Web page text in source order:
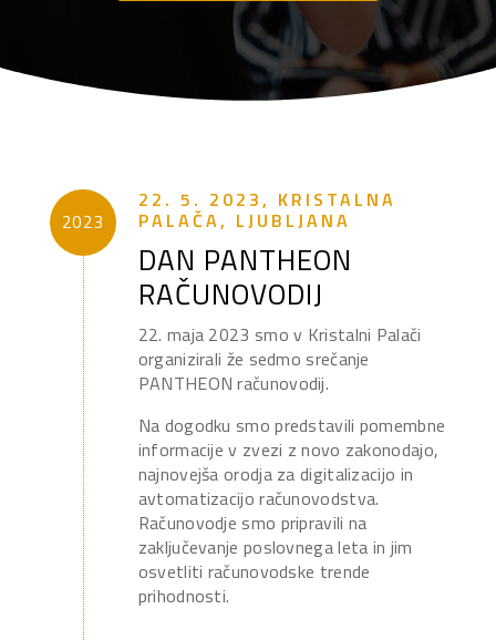
2023
22. 5. 2023, KRISTALNA
PALAČA, LJUBLJANA
DAN PANTHEON
RAČUNOVODIJ
22. maja 2023 smo v Kristalni Palači
organizirali že sedmo srečanje
PANTHEON računovodij.
Na dogodku smo predstavili pomembne
informacije v zvezi z novo zakonodajo,
najnovejša orodja za digitalizacijo in
avtomatizacijo računovodstva.
Računovodje smo pripravili na
zaključevanje poslovnega leta in jim
osvetliti računovodske trende
prihodnosti.